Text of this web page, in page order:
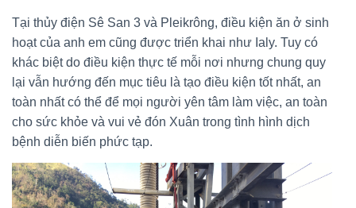
Tại thủy điện Sê San 3 và Pleikrông, điều kiện ăn ở sinh
hoạt của anh em cũng được triển khai như Ialy. Tuy có
khác biệt do điều kiện thực tế mỗi nơi nhưng chung quy
lại vẫn hướng đến mục tiêu là tạo điều kiện tốt nhất, an
toàn nhất có thể để mọi người yên tâm làm việc, an toàn
cho sức khỏe và vui vẻ đón Xuân trong tình hình dịch
bệnh diễn biến phức tạp.